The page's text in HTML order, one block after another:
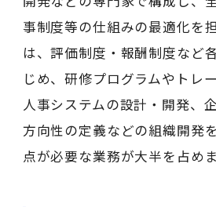
事制度等の仕組みの最適化を
は、評価制度・報酬制度など
じめ、研修プログラムやトレ
人事システムの設計・開発、
方向性の定義などの組織開発
点が必要な業務が大半を占めま